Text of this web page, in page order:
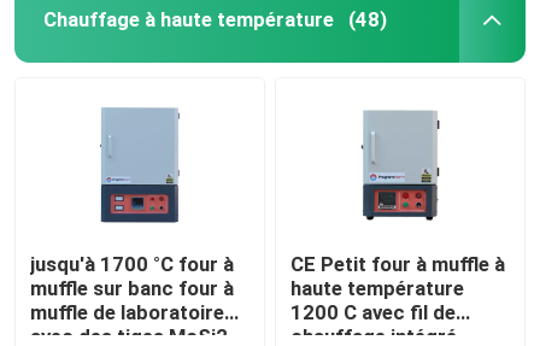
Chauffage à haute température (48)
jusqu'à 1700 °C four à
muffle sur banc four à
muffle de laboratoire
avec des tiges MoSi2
CE Petit four à muffle à
haute température
1200 C avec fil de
chauffage intégré